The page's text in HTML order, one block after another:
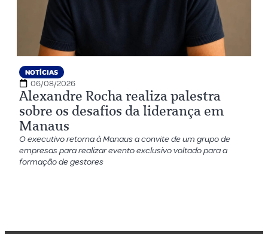
NOTÍCIAS
06/08/2026
Alexandre Rocha realiza palestra
sobre os desafios da liderança em
Manaus
O executivo retorna à Manaus a convite de um grupo de
empresas para realizar evento exclusivo voltado para a
formação de gestores